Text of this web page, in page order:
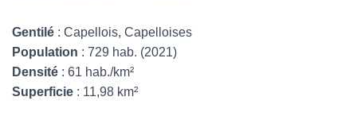
Gentilé : Capellois, Capelloises
Population : 729 hab. (2021)
Densité : 61 hab./km²
Superficie : 11,98 km²